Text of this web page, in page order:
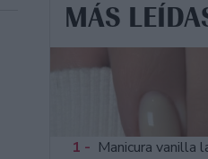
MÁS
1 - Manicura vanilla